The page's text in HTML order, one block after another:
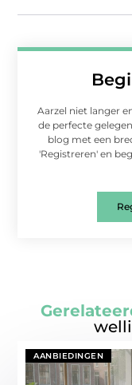
Aarzel niet langer
de perfecte
blog met een
'Registreren' en
AANBIEDINGEN